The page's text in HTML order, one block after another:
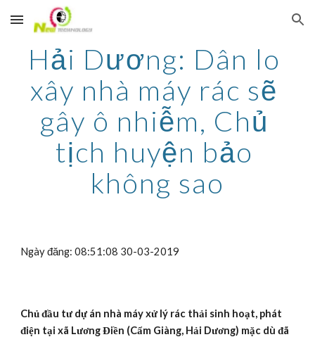
Skip to main content Skip to navigation
Hải Dương: Dân lo
xây nhà máy rác sẽ
gây ô nhiễm, Chủ
tịch huyện bảo
không sao
Ngày đăng: 08:51:08 30-03-2019
Chủ đầu tư dự án nhà máy xử lý rác thải sinh hoạt, phát
điện tại xã Lương Điền (Cẩm Giàng, Hải Dương) mặc dù đã